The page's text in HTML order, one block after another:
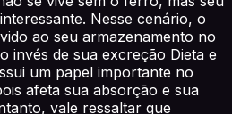
Nesse cenário, o
ao seu armazenamento no
invés de sua excreção Dieta e
um papel importante no
afeta sua absorção e sua
vale ressaltar que